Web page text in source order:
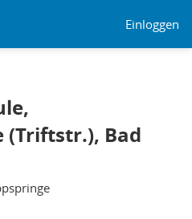
Einloggen
(Triftstr.), Bad